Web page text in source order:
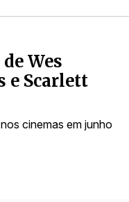
Wes
e Scarlett
cinemas em junho